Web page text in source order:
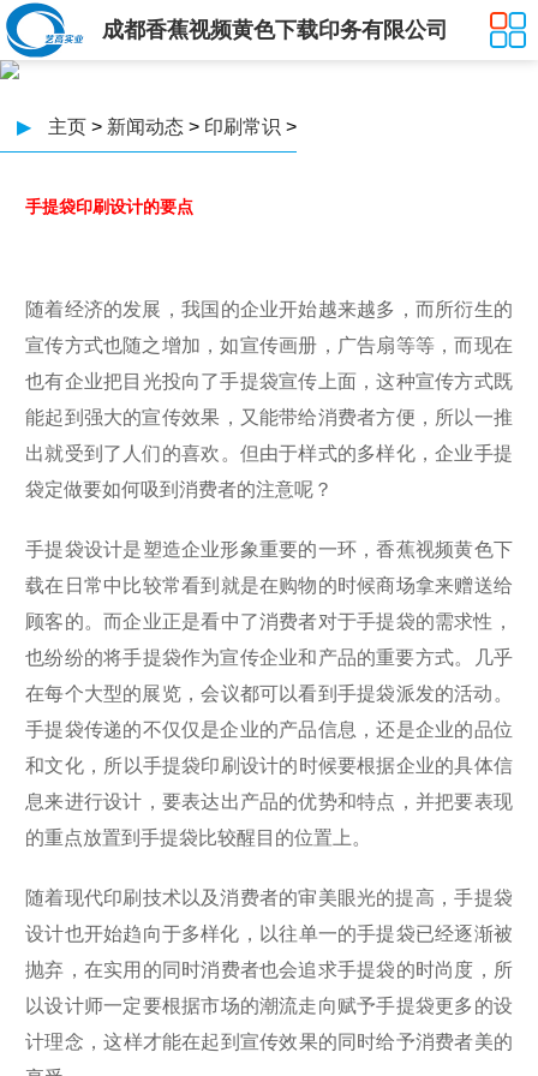
成都香蕉视频黄色下载印务有限公司
▶ 主页 > 新闻动态 > 印刷常识 >
​手提袋印刷设计的要点
随着经济的发展，我国的企业开始越来越多，而所衍生的
宣传方式也随之增加，如宣传画册，广告扇等等，而现在
也有企业把目光投向了手提袋宣传上面，这种宣传方式既
能起到强大的宣传效果，又能带给消费者方便，所以一推
出就受到了人们的喜欢。但由于样式的多样化，企业手提
袋定做要如何吸到消费者的注意呢？
手提袋设计是塑造企业形象重要的一环，香蕉视频黄色下
载在日常中比较常看到就是在购物的时候商场拿来赠送给
顾客的。而企业正是看中了消费者对于手提袋的需求性，
也纷纷的将手提袋作为宣传企业和产品的重要方式。几乎
在每个大型的展览，会议都可以看到手提袋派发的活动。
手提袋传递的不仅仅是企业的产品信息，还是企业的品位
和文化，所以手提袋印刷设计的时候要根据企业的具体信
息来进行设计，要表达出产品的优势和特点，并把要表现
的重点放置到手提袋比较醒目的位置上。
随着现代印刷技术以及消费者的审美眼光的提高，手提袋
设计也开始趋向于多样化，以往单一的手提袋已经逐渐被
抛弃，在实用的同时消费者也会追求手提袋的时尚度，所
以设计师一定要根据市场的潮流走向赋予手提袋更多的设
计理念，这样才能在起到宣传效果的同时给予消费者美的